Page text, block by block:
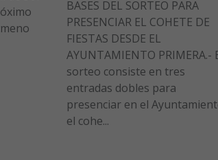
BASES DEL SORTEO PARA
PRESENCIAR EL COHETE DE
FIESTAS DESDE EL
AYUNTAMIENTO PRIMERA.-
sorteo consiste en tres
entradas dobles para
presenciar en el
el cohe...